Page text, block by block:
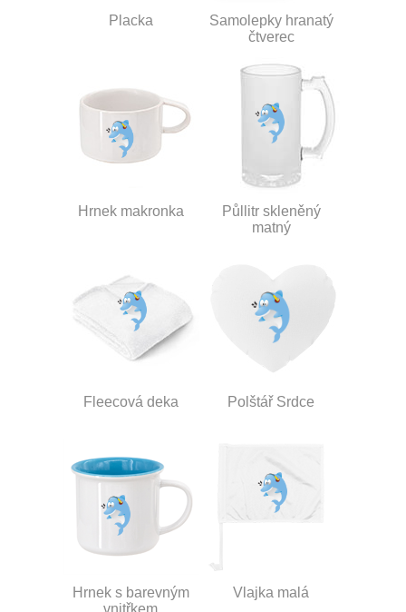
Placka
Samolepky hranatý
čtverec
Hrnek makronka
Půllitr skleněný
matný
Fleecová deka Polštář Srdce
Hrnek s barevným
vnitřkem
Vlajka malá